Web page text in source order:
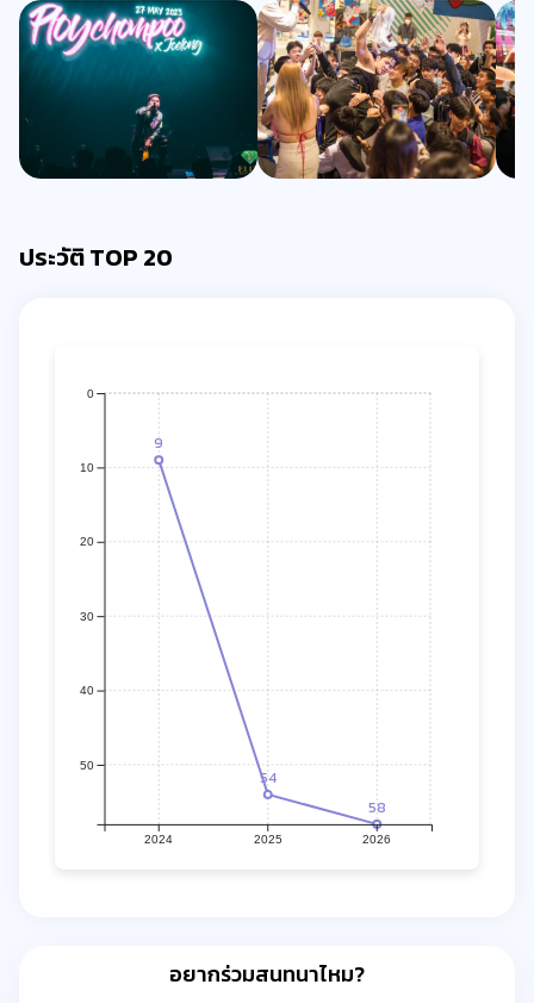
ประวัติ TOP 20
9
54
58
2024 2025 2026
50
40
30
20
10
0
อยากร่วมสนทนาไหม?